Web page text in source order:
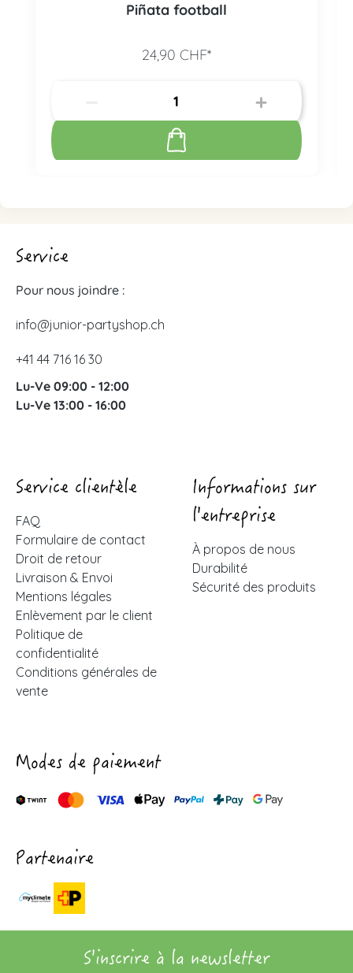
Piñata football
24,90 CHF*
Service
Pour nous joindre :
info@junior-partyshop.ch
+41 44 716 16 30
Lu-Ve 09:00 - 12:00
Lu-Ve 13:00 - 16:00
Service clientèle
FAQ
Formulaire de contact
Droit de retour
Livraison & Envoi
Mentions légales
Enlèvement par le client
Politique de
confidentialité
Conditions générales de
vente
Informations sur
l'entreprise
À propos de nous
Durabilité
Sécurité des produits
Modes de paiement
Partenaire
S'inscrire à la newsletter